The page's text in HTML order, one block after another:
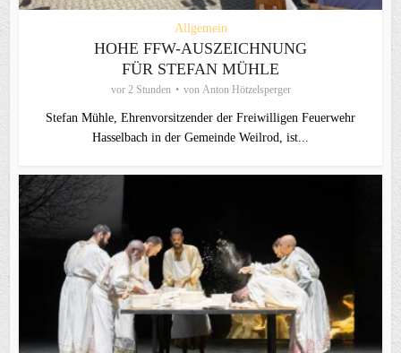
Allgemein
HOHE FFW-AUSZEICHNUNG
FÜR STEFAN MÜHLE
vor 2 Stunden von Anton Hötzelsperger
Stefan Mühle, Ehrenvorsitzender der Freiwilligen Feuerwehr
Hasselbach in der Gemeinde Weilrod, ist...